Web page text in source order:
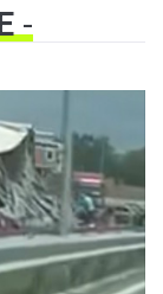
-